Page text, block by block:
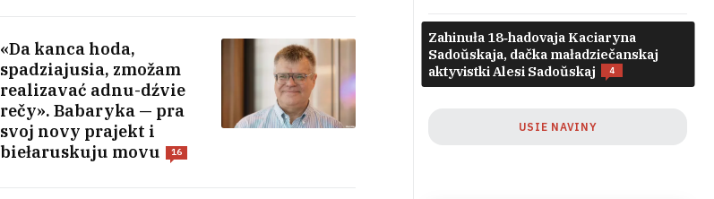
«Da kanca hoda,
spadziajusia, zmožam
realizavać adnu-dźvie
rečy». Babaryka — pra
svoj novy prajekt i
biełaruskuju movu
16
Zahinuła 18‑hadovaja Kaciaryna
Sadoŭskaja, dačka maładziečanskaj
aktyvistki Alesi Sadoŭskaj
4
USIE NAVINY